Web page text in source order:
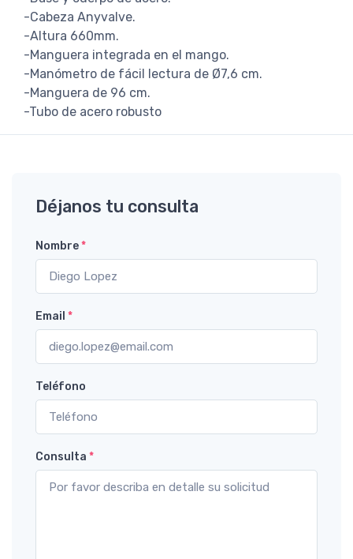
-Cabeza Anyvalve.
-Altura 660mm.
-Manguera integrada en el mango.
-Manómetro de fácil lectura de Ø7,6 cm.
-Manguera de 96 cm.
-Tubo de acero robusto
Déjanos tu consulta
Nombre*
Email *
Teléfono
Consulta *